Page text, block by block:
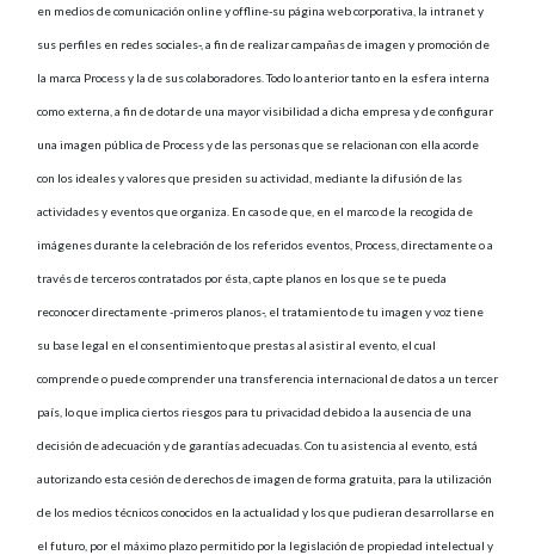
en medios de comunicación online y offline-su página web corporativa, la intranet y
sus perfiles en redes sociales-, a fin de realizar campañas de imagen y promoción de
la marca Process y la de sus colaboradores. Todo lo anterior tanto en la esfera interna
como externa, a fin de dotar de una mayor visibilidad a dicha empresa y de configurar
una imagen pública de Process y de las personas que se relacionan con ella acorde
con los ideales y valores que presiden su actividad, mediante la difusión de las
actividades y eventos que organiza. En caso de que, en el marco de la recogida de
imágenes durante la celebración de los referidos eventos, Process, directamente o a
través de terceros contratados por ésta, capte planos en los que se te pueda
reconocer directamente -primeros planos-, el tratamiento de tu imagen y voz tiene
su base legal en el consentimiento que prestas al asistir al evento, el cual
comprende o puede comprender una transferencia internacional de datos a un tercer
país, lo que implica ciertos riesgos para tu privacidad debido a la ausencia de una
decisión de adecuación y de garantías adecuadas. Con tu asistencia al evento, está
autorizando esta cesión de derechos de imagen de forma gratuita, para la utilización
de los medios técnicos conocidos en la actualidad y los que pudieran desarrollarse en
el futuro, por el máximo plazo permitido por la legislación de propiedad intelectual y